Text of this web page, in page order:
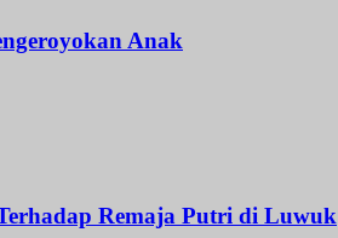
Anak
Remaja Putri di Luwuk